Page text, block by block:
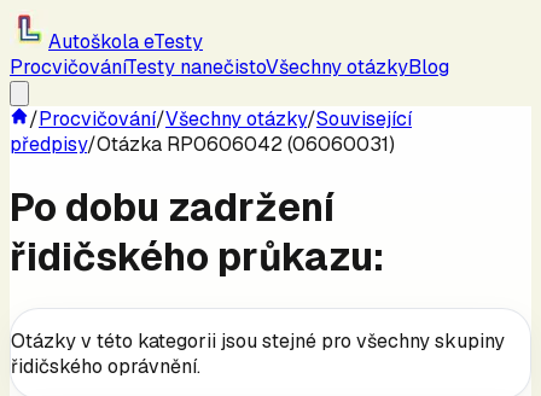
Autoškola eTesty
ProcvičováníTesty nanečistoVšechny otázkyBlog
/Procvičování/Všechny otázky/Související
předpisy/Otázka RP0606042 (06060031)
Po dobu zadržení
řidičského průkazu:
Otázky v této kategorii jsou stejné pro všechny skupiny
řidičského oprávnění.